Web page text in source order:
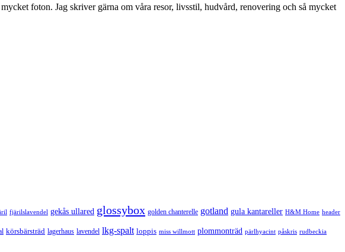
foton. Jag skriver gärna om våra resor, livsstil, hudvård, renovering och så mycket
fjärilslavendel gekås ullared glossybox golden chanterelle gotland gula kantareller H&M Home header
körsbärsträd lagerhaus lavendel lkg-spalt loppis miss willmott plommonträd pärlhyacint påskris rudbeckia